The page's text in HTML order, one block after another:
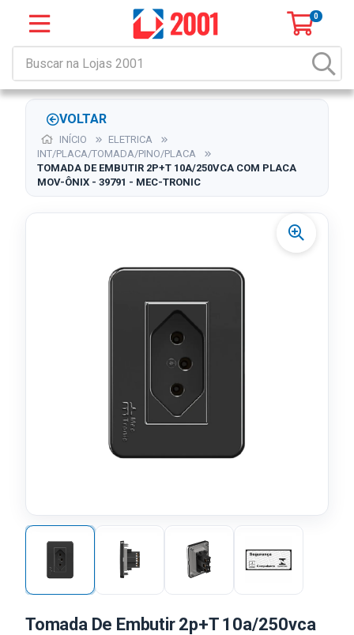
0
VOLTAR
INÍCIO
ELETRICA
INT/PLACA/TOMADA/PINO/PLACA
TOMADA DE EMBUTIR 2P+T 10A/250VCA COM PLACA
MOV-ÔNIX - 39791 - MEC-TRONIC
Tomada De Embutir 2p+T 10a/250vca